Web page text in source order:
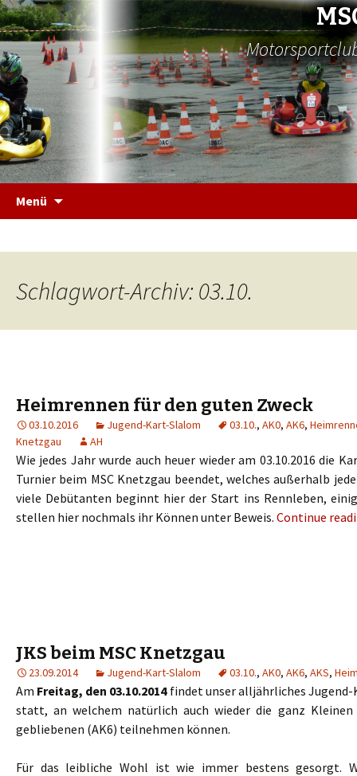
Menü
Schlagwort-Archiv: 03.10.
Heimrennen für den guten Zweck
03.10.2016 Jugend-Kart-Slalom 03.10., AK0, AK6,
Knetzgau
AH
Wie jedes Jahr wurde auch heuer wieder am 03.10.2016 die
Turnier beim MSC Knetzgau beendet, welches außerhalb
viele Debütanten beginnt hier der Start ins Rennleben,
stellen hier nochmals ihr Können unter Beweis. Continue
JKS beim MSC Knetzgau
23.09.2014 Jugend-Kart-Slalom 03.10., AK0, AK6, AKS,
Am Freitag, den 03.10.2014findet unser alljährliches
statt, an welchem natürlich auch wieder die ganz Kleinen
gebliebenen (AK6) teilnehmen können.
Für das leibliche Wohl ist wie immer bestens gesorgt.